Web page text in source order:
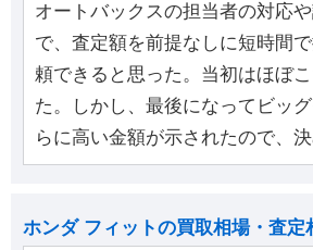
オートバックスの担当者の対応
で、査定額を前提なしに短時間
頼できると思った。当初はほぼ
た。しかし、最後になってビッ
らに高い金額が示されたので、決
ホンダ フィットの買取相場・査定